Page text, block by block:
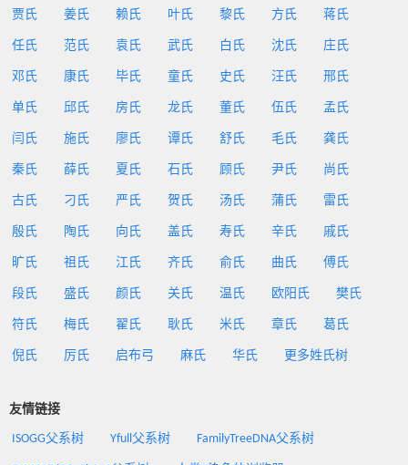
贾氏 姜氏 赖氏 叶氏 黎氏 方氏 蒋氏
任氏 范氏 袁氏 武氏 白氏 沈氏 庄氏
邓氏 康氏 毕氏 童氏 史氏 汪氏 邢氏
单氏 邱氏 房氏 龙氏 董氏 伍氏 孟氏
闫氏 施氏 廖氏 谭氏 舒氏 毛氏 龚氏
秦氏 薛氏 夏氏 石氏 顾氏 尹氏 尚氏
古氏 刁氏 严氏 贺氏 汤氏 蒲氏 雷氏
殷氏 陶氏 向氏 盖氏 寿氏 辛氏 戚氏
旷氏 祖氏 江氏 齐氏 俞氏 曲氏 傅氏
段氏 盛氏 颜氏 关氏 温氏 欧阳氏 樊氏
符氏 梅氏 翟氏 耿氏 米氏 章氏 葛氏
倪氏 厉氏 启布弓 麻氏 华氏 更多姓氏树
友情链接
ISOGG父系树 Yfull父系树 FamilyTreeDNA父系树